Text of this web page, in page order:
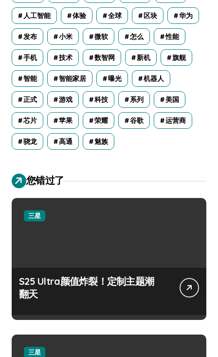
人工智能 体验 全球 区块 华为
发布 小米 微软 怎么 性能
手机 技术 数智网 新机 旗舰
智能 智能家居 曝光 机器人
正式 游戏 科技 系列 美国
芯片 苹果 荣耀 谷歌 运营商
骁龙 高通 魅族
您错过了
三星
S25 Ultra颜值炸裂！定制主题潮
翻天
三星